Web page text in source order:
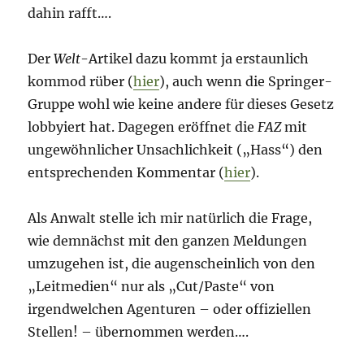
dahin rafft….
DerWelt-Artikel dazu kommt ja erstaunlich
kommod rüber (hier), auch wenn die Springer-
Gruppe wohl wie keine andere für dieses Gesetz
lobbyiert hat. Dagegen eröffnet dieFAZmit
ungewöhnlicher Unsachlichkeit („Hass“) den
entsprechenden Kommentar (hier).
Als Anwalt stelle ich mir natürlich die Frage,
wie demnächst mit den ganzen Meldungen
umzugehen ist, die augenscheinlich von den
„Leitmedien“ nur als „Cut/Paste“ von
irgendwelchen Agenturen – oder offiziellen
Stellen! – übernommen werden….